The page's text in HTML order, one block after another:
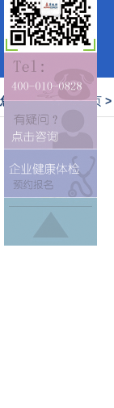
您现在的位置：首页 >